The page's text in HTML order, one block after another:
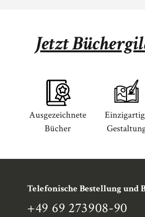
Jetzt
Ausgezeichnete
Bücher
Telefonische Bestellung und
+49 69 273908-90